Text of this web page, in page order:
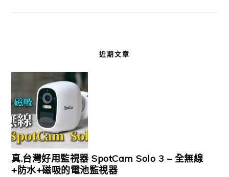
近期文章
真.台灣好用監視器 SpotCam Solo 3 – 全無線
+防水+磁吸的電池監視器